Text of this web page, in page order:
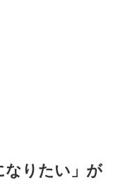
なりたい」が